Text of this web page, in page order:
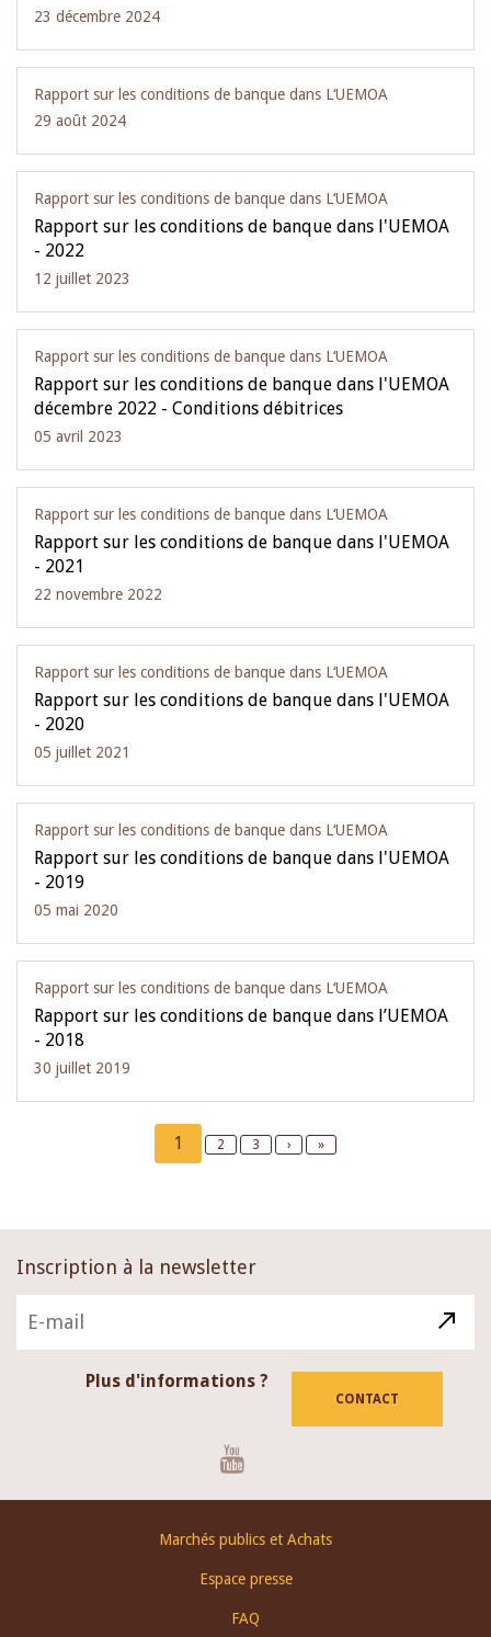
23 décembre 2024
Rapport sur les conditions de banque dans L‘UEMOA
29 août 2024
Rapport sur les conditions de banque dans L‘UEMOA
Rapport sur les conditions de banque dans l'UEMOA
- 2022
12 juillet 2023
Rapport sur les conditions de banque dans L‘UEMOA
Rapport sur les conditions de banque dans l'UEMOA
décembre 2022 - Conditions débitrices
05 avril 2023
Rapport sur les conditions de banque dans L‘UEMOA
Rapport sur les conditions de banque dans l'UEMOA
- 2021
22 novembre 2022
Rapport sur les conditions de banque dans L‘UEMOA
Rapport sur les conditions de banque dans l'UEMOA
- 2020
05 juillet 2021
Rapport sur les conditions de banque dans L‘UEMOA
Rapport sur les conditions de banque dans l'UEMOA
- 2019
05 mai 2020
Rapport sur les conditions de banque dans L‘UEMOA
Rapport sur les conditions de banque dans l’UEMOA
- 2018
30 juillet 2019
Current
page
1 Page
2 Page
3
Next
›
Last
»
Inscription à la newsletter
Plus d'informations ?
CONTACT
Marchés publics et Achats
Espace presse
FAQ